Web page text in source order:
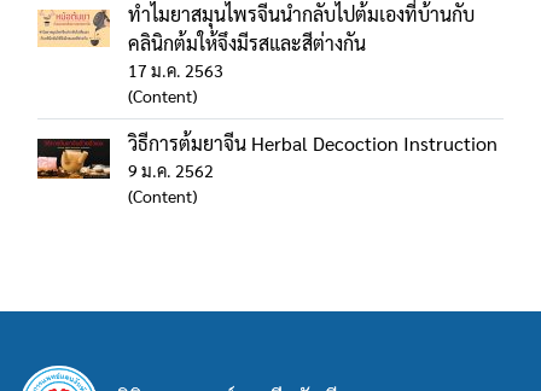
ทำไมยาสมุนไพรจีนนำกลับไปต้มเองที่บ้านกับ
คลินิกต้มให้จึงมีรสและสีต่างกัน
17 ม.ค. 2563
(Content)
วิธีการต้มยาจีน Herbal Decoction Instruction
9 ม.ค. 2562
(Content)